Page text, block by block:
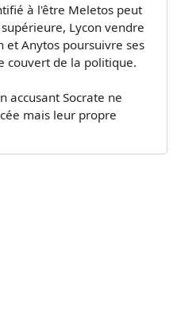
à l'être Meletos peut
Lycon vendre
Anytos poursuivre ses
couvert de la politique.
accusant Socrate ne
mais leur propre